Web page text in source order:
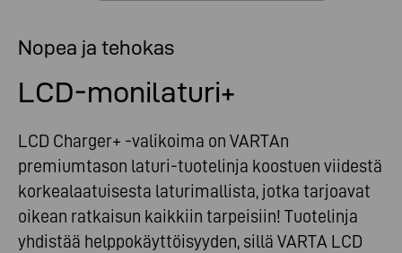
Nopea ja tehokas
LCD-monilaturi+
LCD Charger+ -valikoima on VARTAn
premiumtason laturi-tuotelinja koostuen viidestä
korkealaatuisesta laturimallista, jotka tarjoavat
oikean ratkaisun kaikkiin tarpeisiin! Tuotelinja
yhdistää helppokäyttöisyyden, sillä VARTA LCD